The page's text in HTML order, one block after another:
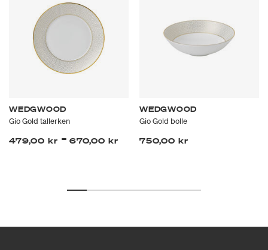
WEDGWOOD
Gio Gold tallerken
479,00 kr - 670,00 kr
WEDGWOOD
Gio Gold bolle
750,00 kr